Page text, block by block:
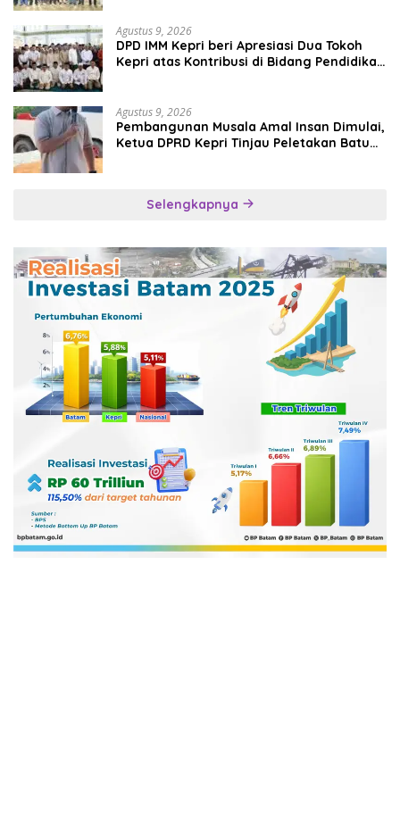
Agustus 9, 2026
DPD IMM Kepri beri Apresiasi Dua Tokoh
Kepri atas Kontribusi di Bidang Pendidikan
Agustus 9, 2026
Pembangunan Musala Amal Insan Dimulai,
Ketua DPRD Kepri Tinjau Peletakan Batu
Selengkapnya